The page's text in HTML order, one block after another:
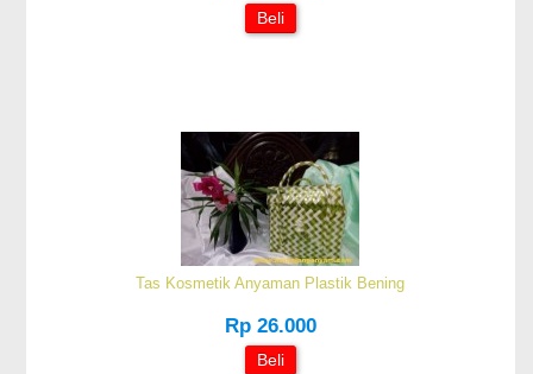
Beli
Tas Kosmetik Anyaman Plastik Bening
Rp 26.000
Beli